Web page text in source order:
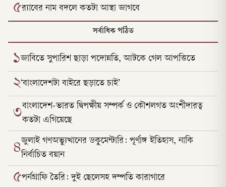
৫র‌্যাবের নাম বদলে কতটা আস্থা জাগবে
সর্বাধিক পঠিত
১জাবিতে সুপারিশ ছাড়া পদোন্নতি, আটকে গেল আপত্তিতে
২‘বাংলাদেশটা বাইরে ছড়াতে চাই’
৩বাংলাদেশ-ভারত দ্বিপক্ষীয় সম্পর্ক ও কৌশলগত অংশীদারত্ব
কতটা এগিয়েছে
৪জুলাই গণঅভ্যুত্থানের ডকুমেন্টারি: পূর্ণাঙ্গ ইতিহাস, নাকি
নির্বাচিত বয়ান
৫পর্নগ্রাফি তৈরি: দুই ছেলেসহ দম্পতি কারাগারে